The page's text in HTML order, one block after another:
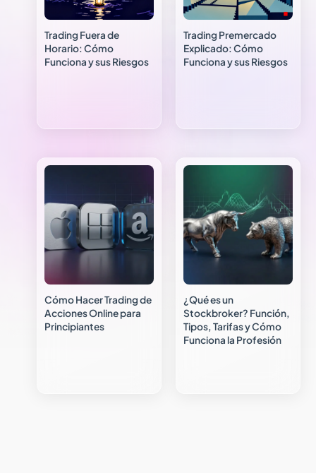
Trading Fuera de
Horario: Cómo
Funciona y sus Riesgos
Trading Premercado
Explicado: Cómo
Funciona y sus Riesgos
Cómo Hacer Trading de
Acciones Online para
Principiantes
¿Qué es un
Stockbroker? Función,
Tipos, Tarifas y Cómo
Funciona la Profesión